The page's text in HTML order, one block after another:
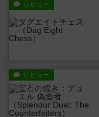
レビュー
レビュー